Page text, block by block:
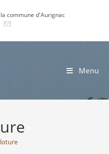
commune d'Aurignac
Menu